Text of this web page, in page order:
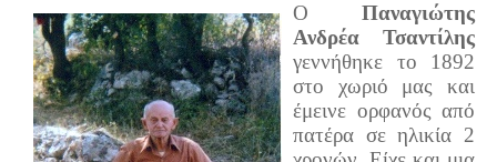
Σερβαίοι Συγγραφείς/Λογoτέχνες
Σερβαίοι Καλλιτέχνες
Γραφή Πατριωτών/Συνεργατών
Σερβαίοι Αγωνιστές/Πεσόντες
Σερβαίοι για το Σέρβου
Ο Παναγιώτης
Ανδρέα Τσαντίλης
γεννήθηκε το 1892
στο χωριό μας και
έμεινε ορφανός από
πατέρα σε ηλικία 2